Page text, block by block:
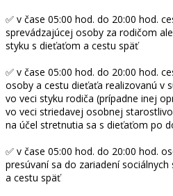
✅ v čase 05:00 hod. do 20:00 hod.
sprevádzajúcej osoby za rodičom
styku s dieťaťom a cestu späť
✅ v čase 05:00 hod. do 20:00 hod.
osoby a cestu dieťaťa realizovanú v
vo veci styku rodiča (prípadne inej
vo veci striedavej osobnej
na účel stretnutia sa s dieťaťom po
✅ v čase 05:00 hod. do 20:00 hod.
presúvaní sa do zariadení
a cestu späť